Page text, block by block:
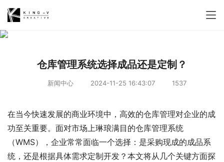
仓库管理系统选择成品还是定制？
新闻中心 2024-11-25 16:43:07 1537
在当今快速发展的商业环境中，高效的仓库管理对企业的成
功至关重要。面对市场上琳琅满目的仓库管理系统
（WMS），企业常常面临一个选择：是采购现成的成品系
统，还是根据具体需求定制开发？本文将从几个关键方面探